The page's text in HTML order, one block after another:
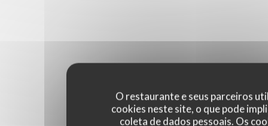
O restaurante e seus parceiros
cookies neste site, o que pode
coleta de dados pessoais. Os